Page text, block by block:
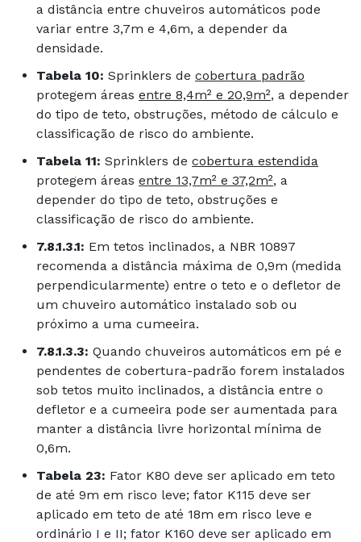
a distância entre chuveiros automáticos pode
variar entre 3,7m e 4,6m, a depender da
densidade.
Tabela 10: Sprinklers de cobertura padrão
protegem áreas entre 8,4m² e 20,9m², a depender
do tipo de teto, obstruções, método de cálculo e
classificação de risco do ambiente.
Tabela 11: Sprinklers de cobertura estendida
protegem áreas entre 13,7m² e 37,2m², a
depender do tipo de teto, obstruções e
classificação de risco do ambiente.
7.8.1.3.1: Em tetos inclinados, a NBR 10897
recomenda a distância máxima de 0,9m (medida
perpendicularmente) entre o teto e o defletor de
um chuveiro automático instalado sob ou
próximo a uma cumeeira.
7.8.1.3.3: Quando chuveiros automáticos em pé e
pendentes de cobertura-padrão forem instalados
sob tetos muito inclinados, a distância entre o
defletor e a cumeeira pode ser aumentada para
manter a distância livre horizontal mínima de
0,6m.
Tabela 23: Fator K80 deve ser aplicado em teto
de até 9m em risco leve; fator K115 deve ser
aplicado em teto de até 18m em risco leve e
ordinário I e II; fator K160 deve ser aplicado em